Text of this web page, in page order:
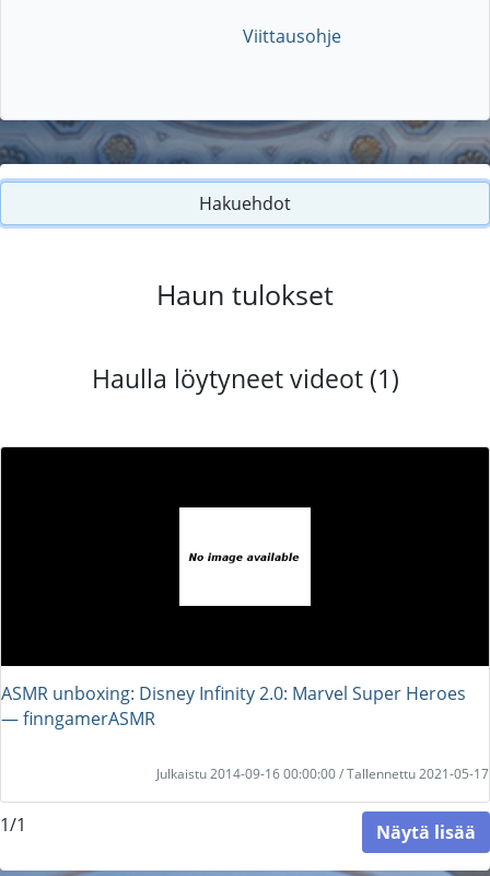
Viittausohje
Hakuehdot
Haun tulokset
Haulla löytyneet videot (1)
ASMR unboxing: Disney Infinity 2.0: Marvel Super Heroes
― finngamerASMR
Julkaistu 2014-09-16 00:00:00 / Tallennettu 2021-05-17
1/1 Näytä lisää